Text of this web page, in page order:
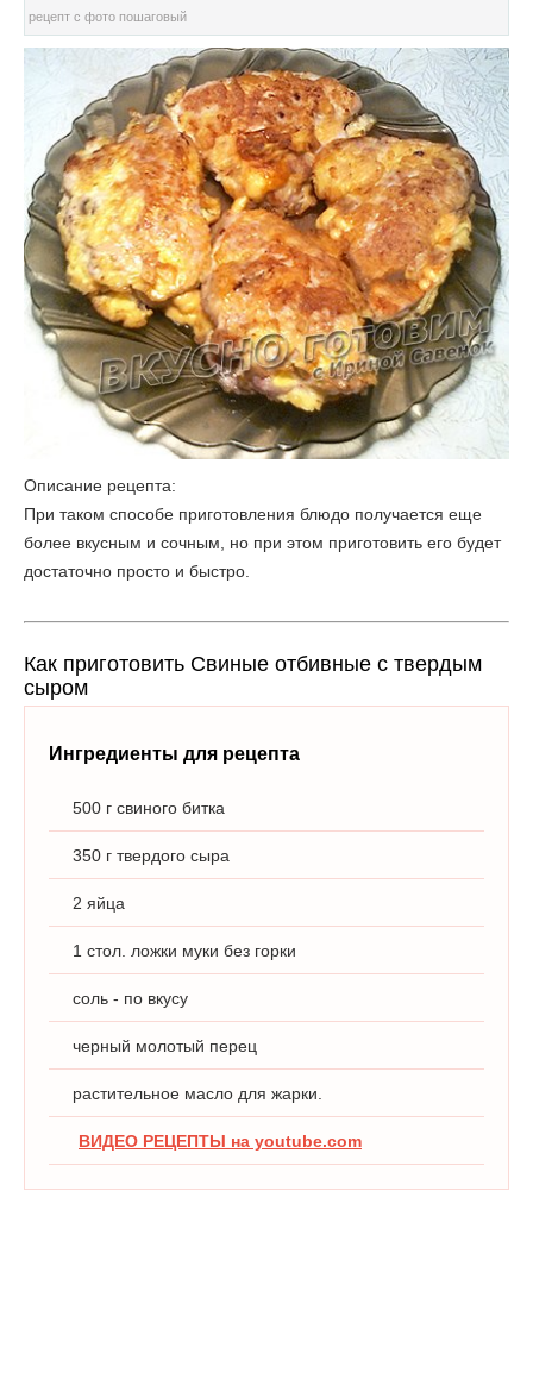
рецепт с фото пошаговый
Описание рецепта:
При таком способе приготовления блюдо получается еще
более вкусным и сочным, но при этом приготовить его будет
достаточно просто и быстро.
Как приготовить Свиные отбивные с твердым
сыром
Ингредиенты для рецепта
500 г свиного битка
350 г твердого сыра
2 яйца
1 стол. ложки муки без горки
соль - по вкусу
черный молотый перец
растительное масло для жарки.
ВИДЕО РЕЦЕПТЫ на youtube.com